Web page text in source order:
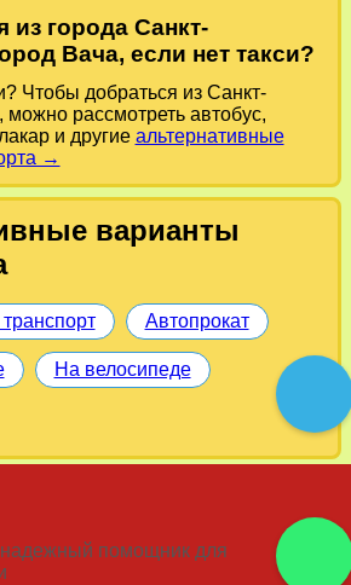
из города Санкт-
Вача, если нет такси?
Чтобы добраться из Санкт-
можно рассмотреть автобус,
и другие альтернативные
→
варианты
Автопрокат
На велосипеде
помощник для